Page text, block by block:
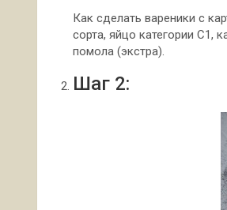
Как сделать вареники с
сорта, яйцо категории С1,
помола (экстра).
Шаг 2: